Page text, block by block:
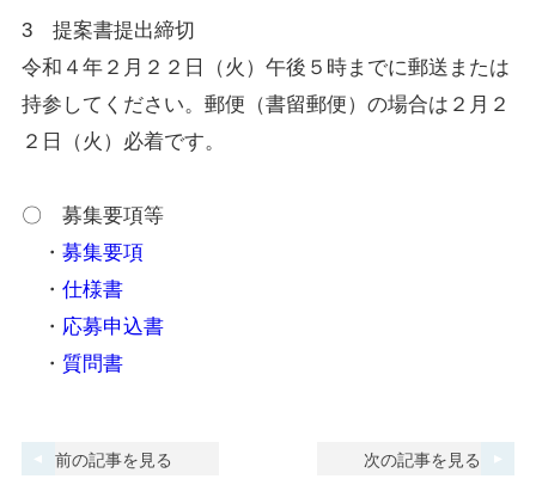
3 提案書提出締切
令和４年２月２２日（火）午後５時までに郵送または
持参してください。郵便（書留郵便）の場合は２月２
２日（火）必着です。
〇 募集要項等
・ 募集要項
・ 仕様書
・ 応募申込書
・ 質問書
前の記事を見る 次の記事を見る